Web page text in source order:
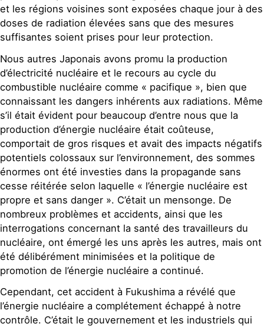
et les régions voisines sont exposées chaque jour à des
doses de radiation élevées sans que des mesures
suffisantes soient prises pour leur protection.
Nous autres Japonais avons promu la production
d’électricité nucléaire et le recours au cycle du
combustible nucléaire comme « pacifique », bien que
connaissant les dangers inhérents aux radiations. Même
s’il était évident pour beaucoup d’entre nous que la
production d’énergie nucléaire était coûteuse,
comportait de gros risques et avait des impacts négatifs
potentiels colossaux sur l’environnement, des sommes
énormes ont été investies dans la propagande sans
cesse réitérée selon laquelle « l’énergie nucléaire est
propre et sans danger ». C’était un mensonge. De
nombreux problèmes et accidents, ainsi que les
interrogations concernant la santé des travailleurs du
nucléaire, ont émergé les uns après les autres, mais ont
été délibérément minimisées et la politique de
promotion de l’énergie nucléaire a continué.
Cependant, cet accident à Fukushima a révélé que
l’énergie nucléaire a complétement échappé à notre
contrôle. C’était le gouvernement et les industriels qui